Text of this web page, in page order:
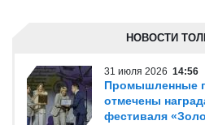
НОВОСТИ
31 июля 2026 14:56
Промышленные
отмечены
фестиваля